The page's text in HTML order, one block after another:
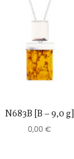
N683B [B – 9,0 g]
0,00 €